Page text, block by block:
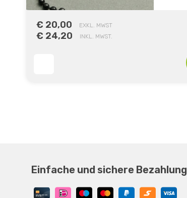
€ 20,00 EXKL. MWST
€ 24,20 INKL. MWST.
Einfache und sichere Bezahlung